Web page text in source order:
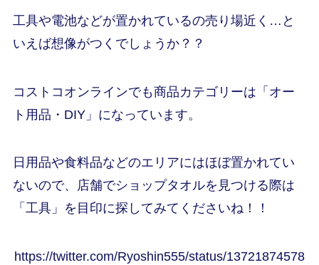
工具や電池などが置かれているの売り場近く…と
いえば想像がつくでしょうか？？
コストコオンラインでも商品カテゴリーは「オー
ト用品・DIY」になっています。
日用品や食料品などのエリアにはほぼ置かれてい
ないので、店舗でショップタオルを見つける際は
「工具」を目印に探してみてくださいね！！
https://twitter.com/Ryoshin555/status/13721874578